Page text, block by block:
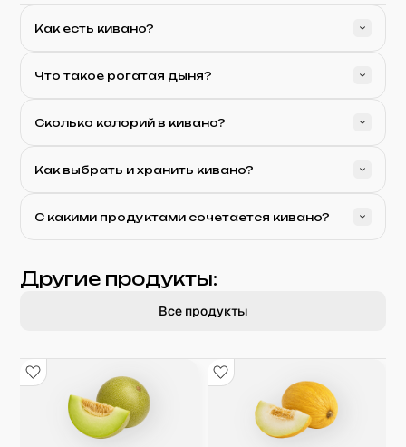
Как есть кивано?
Что такое рогатая дыня?
Сколько калорий в кивано?
Как выбрать и хранить кивано?
С какими продуктами сочетается кивано?
Другие продукты:
Все продукты